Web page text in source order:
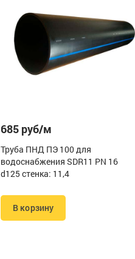
685 руб/м
Труба ПНД ПЭ 100 для
водоснабжения SDR11 PN 16
d125 стенка: 11,4
В корзину